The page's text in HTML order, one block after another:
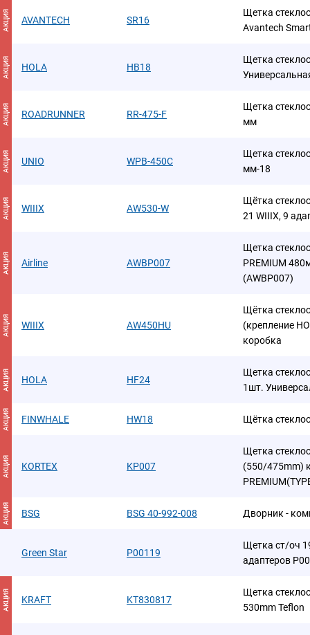
АКЦИЯ AVANTECH SR16
Щетка
Avantech
АКЦИЯ HOLA HB18
Щетка
АКЦИЯ ROADRUNNER RR-475-F
Щетка
мм
АКЦИЯ UNIO WPB-450C
Щетка
мм-18
АКЦИЯ WIIIX AW530-W
Щётка
21 WIIIX, 9
АКЦИЯ Airline AWBP007
Щетка
PREMIUM
(AWBP007)
АКЦИЯ WIIIX AW450HU
Щётка
(крепление
коробка
АКЦИЯ HOLA HF24
Щетка
1шт.
АКЦИЯ FINWHALE HW18 Щётка
АКЦИЯ KORTEX KP007
Щетка
(550/475mm)
АКЦИЯ BSG BSG 40-992-008 Дворник -
Green Star P00119
Щетка ст/оч
адаптеров
АКЦИЯ KRAFT KT830817
Щетка
530mm Teflon